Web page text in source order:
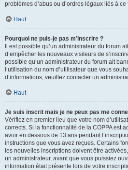
problèmes d’abus ou d’ordres légaux liés à ce
Haut
Pourquoi ne puis-je pas m’inscrire ?
Il est possible qu’un administrateur du forum
d’empêcher les nouveaux visiteurs de
possible qu’un administrateur du forum ait
l’utilisation du nom d’utilisateur que vous
d’informations, veuillez contacter un
Haut
Je suis inscrit mais je ne peux pas me
Vérifiez en premier lieu que votre nom
corrects. Si la fonctionnalité de la COPPA est
avoir en dessous de 13 ans pendant
instructions que vous avez reçues. Certains
les nouvelles inscriptions doivent être
un administrateur, avant que vous puissiez
information était présente lors de votre